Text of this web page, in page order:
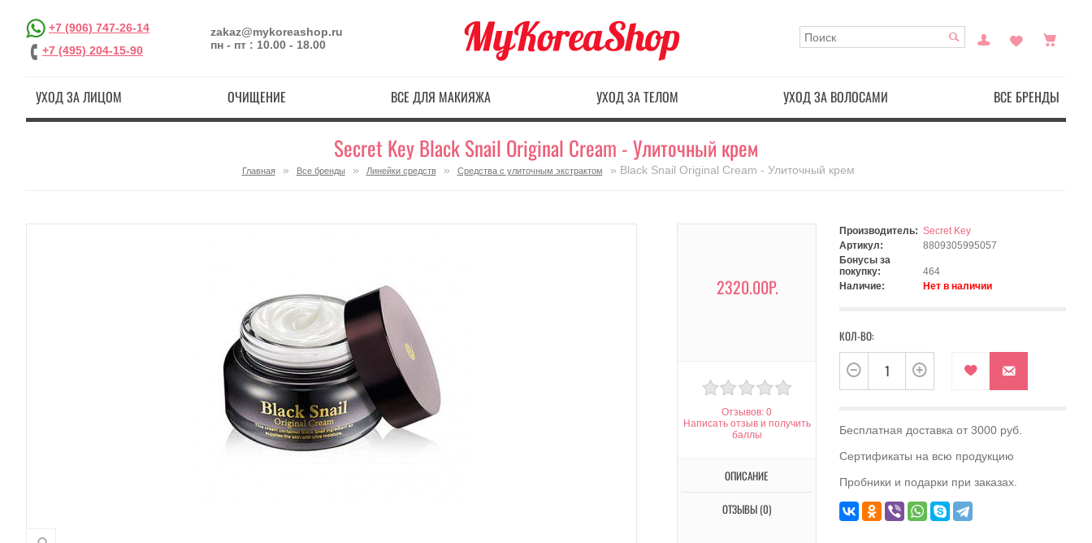
+7 (906) 747-26-14
+7 (495) 204-15-90
zakaz@mykoreashop.ru
пн - пт : 10.00 - 18.00
УХОД ЗА ЛИЦОМ ОЧИЩЕНИЕ ВСЕ ДЛЯ МАКИЯЖА УХОД ЗА ТЕЛОМ УХОД ЗА ВОЛОСАМИ ВСЕ БРЕНДЫ
Secret Key Black Snail Original Cream - Улиточный крем
Главная » Все бренды » Линейки средств » Средства с улиточным экстрактом » Black Snail Original Cream - Улиточный крем
2320.00Р.
Отзывов: 0
Написать отзыв и получить
баллы
ОПИСАНИЕ
ОТЗЫВЫ (0)
Производитель: Secret Key
Артикул:
8809305995057
Бонусы за
покупку:
464
Наличие:
Нет в наличии
КОЛ-ВО:
Бесплатная доставка от 3000 руб.
Сертификаты на всю продукцию
Пробники и подарки при заказах.